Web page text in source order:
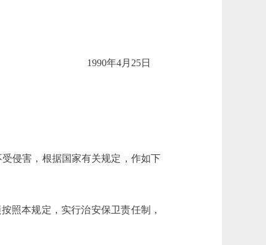
1990年4月25日
侵害，根据国家有关规定，作如下
本规定，实行治安保卫责任制，